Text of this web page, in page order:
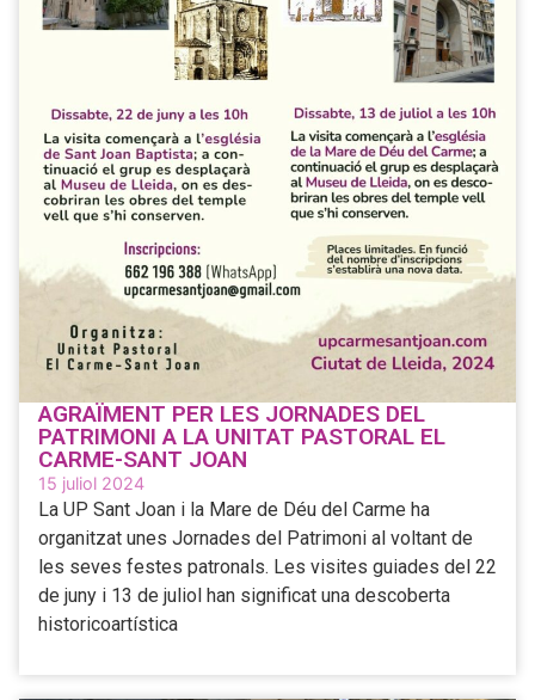
AGRAÏMENT PER LES JORNADES DEL
PATRIMONI A LA UNITAT PASTORAL EL
CARME-SANT JOAN
15 juliol 2024
La UP Sant Joan i la Mare de Déu del Carme ha
organitzat unes Jornades del Patrimoni al voltant de
les seves festes patronals. Les visites guiades del 22
de juny i 13 de juliol han significat una descoberta
historicoartística